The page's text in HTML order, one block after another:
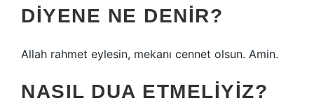
DIYENE NE DENIR?
Allah rahmet eylesin, mekanı cennet olsun. Amin.
NASIL DUA ETMELIYIZ?